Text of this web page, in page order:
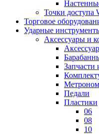
Точки доступа
Торговое
Ударные
Аксессуары и
Педали
Пластики
06
08
10